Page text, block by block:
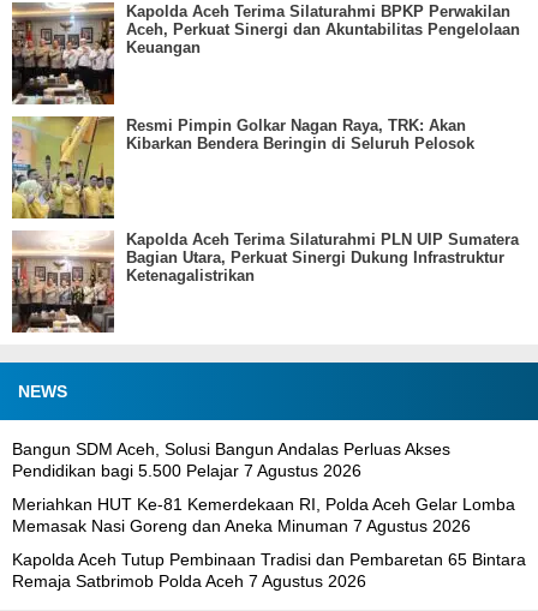
Kapolda Aceh Terima Silaturahmi BPKP Perwakilan
Aceh, Perkuat Sinergi dan Akuntabilitas Pengelolaan
Keuangan
Resmi Pimpin Golkar Nagan Raya, TRK: Akan
Kibarkan Bendera Beringin di Seluruh Pelosok
Kapolda Aceh Terima Silaturahmi PLN UIP Sumatera
Bagian Utara, Perkuat Sinergi Dukung Infrastruktur
Ketenagalistrikan
NEWS
Bangun SDM Aceh, Solusi Bangun Andalas Perluas Akses
Pendidikan bagi 5.500 Pelajar 7 Agustus 2026
Meriahkan HUT Ke-81 Kemerdekaan RI, Polda Aceh Gelar Lomba
Memasak Nasi Goreng dan Aneka Minuman 7 Agustus 2026
Kapolda Aceh Tutup Pembinaan Tradisi dan Pembaretan 65 Bintara
Remaja Satbrimob Polda Aceh 7 Agustus 2026